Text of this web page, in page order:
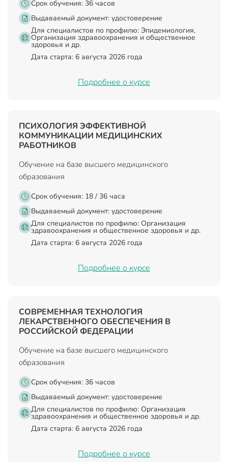
Срок обучения: 36 часов
Выдаваемый документ: удостоверение
Для специалистов по профилю: Эпидемиология,
Организация здравоохранения и общественное
здоровья и др.
Дата старта: 6 августа 2026 года
Подробнее о курсе
ПСИХОЛОГИЯ ЭФФЕКТИВНОЙ
КОММУНИКАЦИИ МЕДИЦИНСКИХ
РАБОТНИКОВ
Обучение на базе высшего медицинского
образования
Срок обучения: 18 / 36 часа
Выдаваемый документ: удостоверение
Для специалистов по профилю: Организация
здравоохранения и общественное здоровья и др.
Дата старта: 6 августа 2026 года
Подробнее о курсе
СОВРЕМЕННАЯ ТЕХНОЛОГИЯ
ЛЕКАРСТВЕННОГО ОБЕСПЕЧЕНИЯ В
РОССИЙСКОЙ ФЕДЕРАЦИИ
Обучение на базе высшего медицинского
образования
Срок обучения: 36 часов
Выдаваемый документ: удостоверение
Для специалистов по профилю: Организация
здравоохранения и общественное здоровья и др.
Дата старта: 6 августа 2026 года
Подробнее о курсе